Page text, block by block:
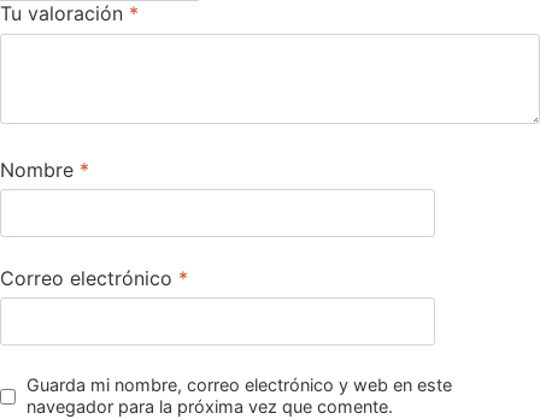
Tu valoración *
Nombre *
Correo electrónico *
Guarda mi nombre, correo electrónico y web en este
navegador para la próxima vez que comente.